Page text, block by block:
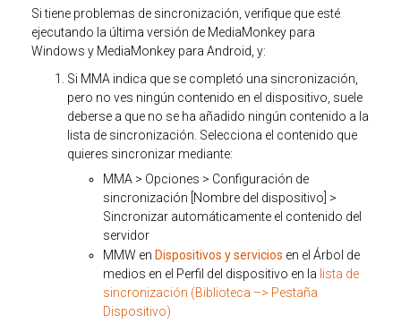
Si tiene problemas de sincronización, verifique que esté
ejecutando la última versión de MediaMonkey para
Windows y MediaMonkey para Android, y:
Si MMA indica que se completó una sincronización,
pero no ves ningún contenido en el dispositivo, suele
deberse a que no se ha añadido ningún contenido a la
lista de sincronización. Selecciona el contenido que
quieres sincronizar mediante:
MMA > Opciones > Configuración de
sincronización [Nombre del dispositivo] >
Sincronizar automáticamente el contenido del
servidor
MMW en Dispositivos y servicios en el Árbol de
medios en el Perfil del dispositivo en la lista de
sincronización (Biblioteca –> Pestaña
Dispositivo)